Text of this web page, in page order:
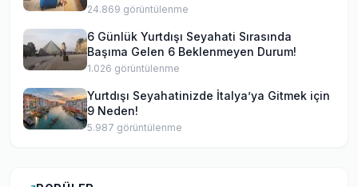
24.869 görüntülenme
6 Günlük Yurtdışı Seyahati Sırasında
Başıma Gelen 6 Beklenmeyen Durum!
1.026 görüntülenme
Yurtdışı Seyahatinizde İtalya’ya Gitmek için
9 Neden!
5.987 görüntülenme